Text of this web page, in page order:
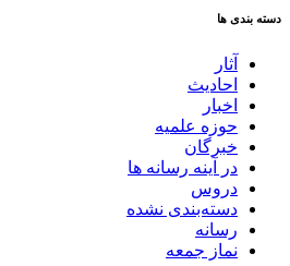
دسته بندی ها
آثار
احادیث
اخبار
حوزه علمیه
خبرگان
در آینه رسانه ها
دروس
دسته‌بندی نشده
رسانه
نماز جمعه